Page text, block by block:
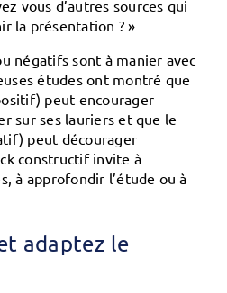
vous d’autres sources qui
la présentation ? »
négatifs sont à manier avec
études ont montré que
peut encourager
sur ses lauriers et que le
peut décourager
constructif invite à
à approfondir l’étude ou à
adaptez le